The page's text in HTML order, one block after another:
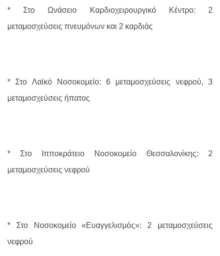
* Στο Ωνάσειο Καρδιοχειρουργικό Κέντρο: 2
μεταμοσχεύσεις πνευμόνων και 2 καρδιάς
* Στο Λαϊκό Νοσοκομείο: 6 μεταμοσχεύσεις νεφρού, 3
μεταμοσχεύσεις ήπατος
* Στο Ιπποκράτειο Νοσοκομείο Θεσσαλονίκης: 2
μεταμοσχεύσεις νεφρού
* Στο Νοσοκομείο «Ευαγγελισμός»: 2 μεταμοσχεύσεις
νεφρού